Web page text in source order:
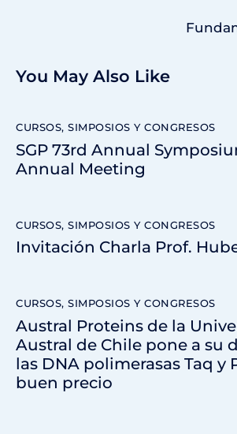
You May Also Like
CURSOS, SIMPOSIOS Y CONGRESOS
SGP 73rd Annual
Annual Meeting
CURSOS, SIMPOSIOS Y CONGRESOS
Invitación Charla Prof.
CURSOS, SIMPOSIOS Y CONGRESOS
Austral Proteins de la
Austral de Chile pone a su
las DNA polimerasas Taq y
buen precio